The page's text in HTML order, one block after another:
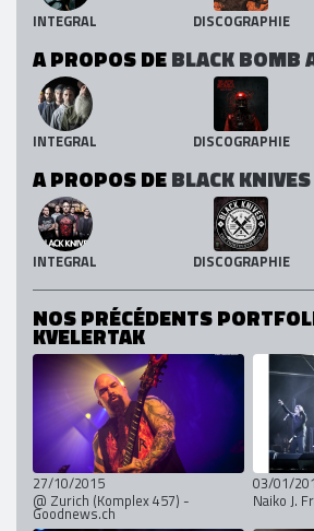
INTEGRAL DISCOGRAPHIE
A PROPOS DEBLACK BOMB
INTEGRAL DISCOGRAPHIE
A PROPOS DEBLACK KNIVES
INTEGRAL DISCOGRAPHIE
NOS PRÉCÉDENTS
KVELERTAK
27/10/2015
@ Zurich (Komplex 457) -
Goodnews.ch
03/01/
Naiko J.